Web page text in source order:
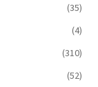
(35)
(4)
(310)
(52)